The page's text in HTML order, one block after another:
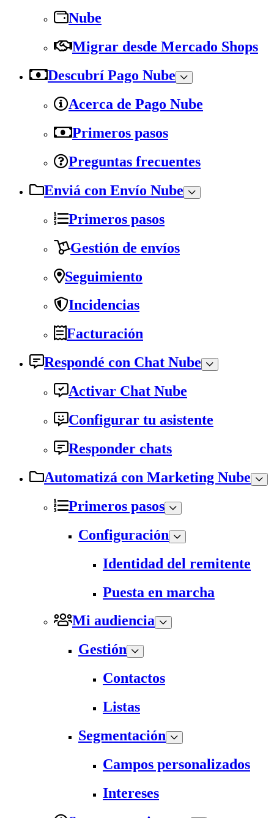
Nube
Migrar desde Mercado Shops
Descubrí Pago Nube
Acerca de Pago Nube
Primeros pasos
Preguntas frecuentes
Enviá con Envío Nube
Primeros pasos
Gestión de envíos
Seguimiento
Incidencias
Facturación
Respondé con Chat Nube
Activar Chat Nube
Configurar tu asistente
Responder chats
Automatizá con Marketing Nube
Primeros pasos
Configuración
Identidad del remitente
Puesta en marcha
Mi audiencia
Gestión
Contactos
Listas
Segmentación
Campos personalizados
Intereses